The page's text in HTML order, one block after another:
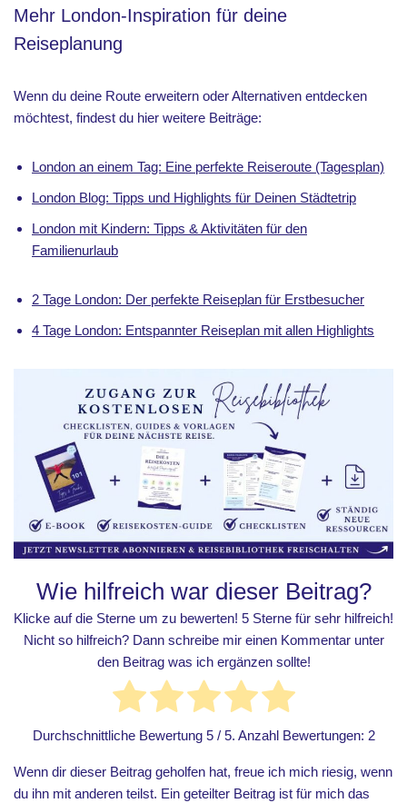
Mehr London-Inspiration für deine
Reiseplanung
Wenn du deine Route erweitern oder Alternativen entdecken
möchtest, findest du hier weitere Beiträge:
London an einem Tag: Eine perfekte Reiseroute (Tagesplan)
London Blog: Tipps und Highlights für Deinen Städtetrip
London mit Kindern: Tipps & Aktivitäten für den
Familienurlaub
2 Tage London: Der perfekte Reiseplan für Erstbesucher
4 Tage London: Entspannter Reiseplan mit allen Highlights
Wie hilfreich war dieser Beitrag?
Klicke auf die Sterne um zu bewerten! 5 Sterne für sehr hilfreich!
Nicht so hilfreich? Dann schreibe mir einen Kommentar unter
den Beitrag was ich ergänzen sollte!
Durchschnittliche Bewertung 5/ 5. Anzahl Bewertungen: 2
Wenn dir dieser Beitrag geholfen hat, freue ich mich riesig, wenn
du ihn mit anderen teilst. Ein geteilter Beitrag ist für mich das